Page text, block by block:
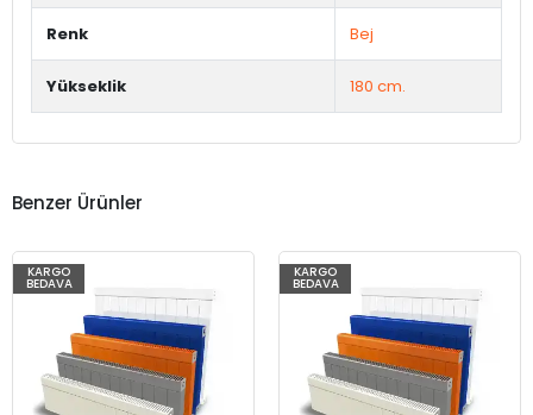
Renk Bej
Yükseklik 180 cm.
Benzer Ürünler
KARGO
BEDAVA
KARGO
BEDAVA